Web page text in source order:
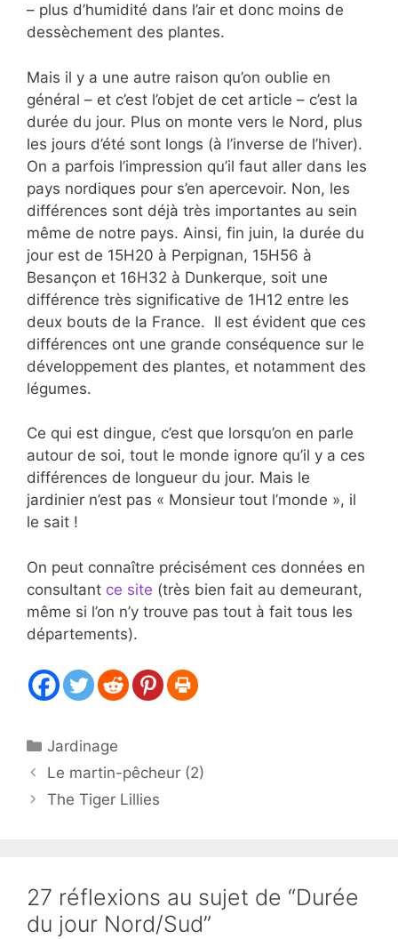
– plus d’humidité dans l’air et donc moins de
dessèchement des plantes.
Mais il y a une autre raison qu’on oublie en
général – et c’est l’objet de cet article – c’est la
durée du jour. Plus on monte vers le Nord, plus
les jours d’été sont longs (à l’inverse de l’hiver).
On a parfois l’impression qu’il faut aller dans les
pays nordiques pour s’en apercevoir. Non, les
différences sont déjà très importantes au sein
même de notre pays. Ainsi, fin juin, la durée du
jour est de 15H20 à Perpignan, 15H56 à
Besançon et 16H32 à Dunkerque, soit une
différence très significative de 1H12 entre les
deux bouts de la France. Il est évident que ces
différences ont une grande conséquence sur le
développement des plantes, et notamment des
légumes.
Ce qui est dingue, c’est que lorsqu’on en parle
autour de soi, tout le monde ignore qu’il y a ces
différences de longueur du jour. Mais le
jardinier n’est pas « Monsieur tout l’monde », il
le sait !
On peut connaître précisément ces données en
consultant ce site (très bien fait au demeurant,
même si l’on n’y trouve pas tout à fait tous les
départements).
Catégories
Jardinage
Le martin-pêcheur (2)
The Tiger Lillies
27 réflexions au sujet de “Durée
du jour Nord/Sud”